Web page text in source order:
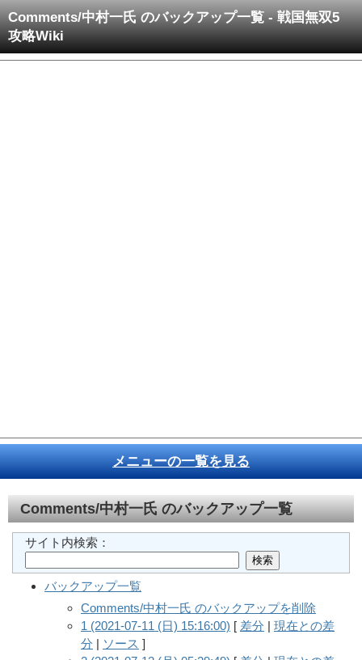
Comments/中村一氏 のバックアップ一覧 - 戦国無双5
攻略Wiki
メニューの一覧を見る
Comments/中村一氏のバックアップ一覧
サイト内検索：
バックアップ一覧
Comments/中村一氏 のバックアップを削除
1 (2021-07-11 (日) 15:16:00) [ 差分 | 現在との差
分 | ソース ]